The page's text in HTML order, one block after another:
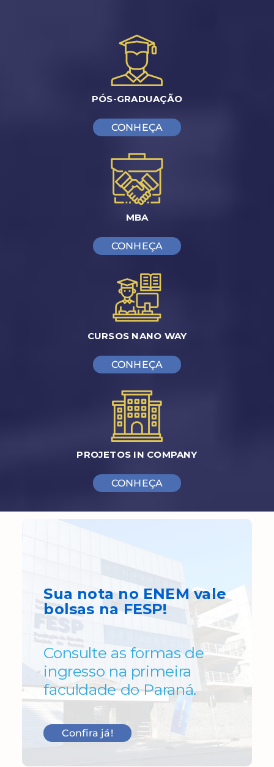
PÓS-GRADUAÇÃO
CONHEÇA
MBA
CONHEÇA
CURSOS NANO WAY
CONHEÇA
PROJETOS IN COMPANY
CONHEÇA
Sua nota no ENEMvale
bolsas na FESP!
Consulte as formas de
ingresso na primeira
faculdade do Paraná.
Confira já!